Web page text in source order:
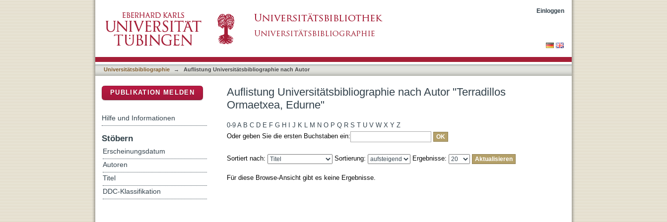
Einloggen
Universitätsbibliographie → Auflistung Universitätsbibliographie nach Autor
Auflistung Universitätsbibliographie nach Autor "Terradillos
Ormaetxea, Edurne"
0-9 A B C D E F G H J K L M N O P Q R S T U V W X Y Z
Oder geben Sie die ersten Buchstaben ein:
Sortiert nach: Sortierung: Ergebnisse:
Für diese Browse-Ansicht gibt es keine Ergebnisse.
PUBLIKATION MELDEN
Hilfe und Informationen
Stöbern
Erscheinungsdatum
Autoren
Titel
DDC-Klassifikation